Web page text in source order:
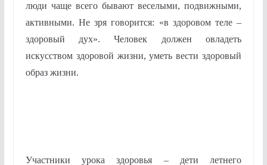
люди чаще всего бывают веселыми, подвижными,
активными. Не зря говорится: «в здоровом теле –
здоровый дух». Человек должен овладеть
искусством здоровой жизни, уметь вести здоровый
образ жизни.
Участники урока здоровья – дети летнего